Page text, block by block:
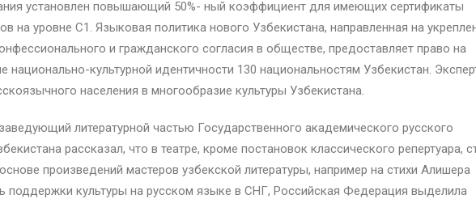
установлен повышающий 50%- ный коэффициент для имеющих сертификаты
на уровне C1. Языковая политика нового Узбекистана, направленная на
и гражданского согласия в обществе, предоставляет право на
национально-культурной идентичности 130 национальностям Узбекистан.
населения в многообразие культуры Узбекистана.
литературной частью Государственного академического русского
рассказал, что в театре, кроме постановок классического репертуара,
произведений мастеров узбекской литературы, например на стихи Алишера
поддержки культуры на русском языке в СНГ, Российская Федерация выделила